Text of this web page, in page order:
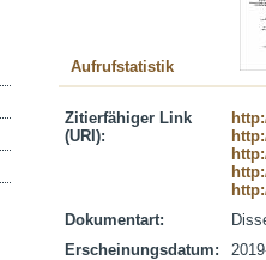
Aufrufstatistik
Zitierfähiger Link
(URI):
Dokumentart:
Erscheinungsdatum: